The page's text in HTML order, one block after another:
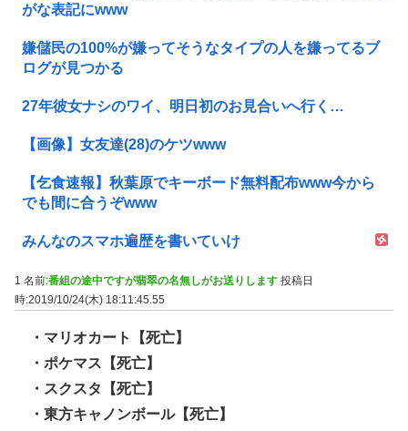
がな表記にwww
嫌儲民の100%が嫌ってそうなタイプの人を嫌ってるブ
ログが見つかる
27年彼女ナシのワイ、明日初のお見合いへ行く…
【画像】女友達(28)のケツwww
【乞食速報】秋葉原でキーボード無料配布www今から
でも間に合うぞwww
みんなのスマホ遍歴を書いていけ
1 名前:番組の途中ですが翡翠の名無しがお送りします 投稿日
時:2019/10/24(木) 18:11:45.55
・マリオカート【死亡】
・ポケマス【死亡】
・スクスタ【死亡】
・東方キャノンボール【死亡】